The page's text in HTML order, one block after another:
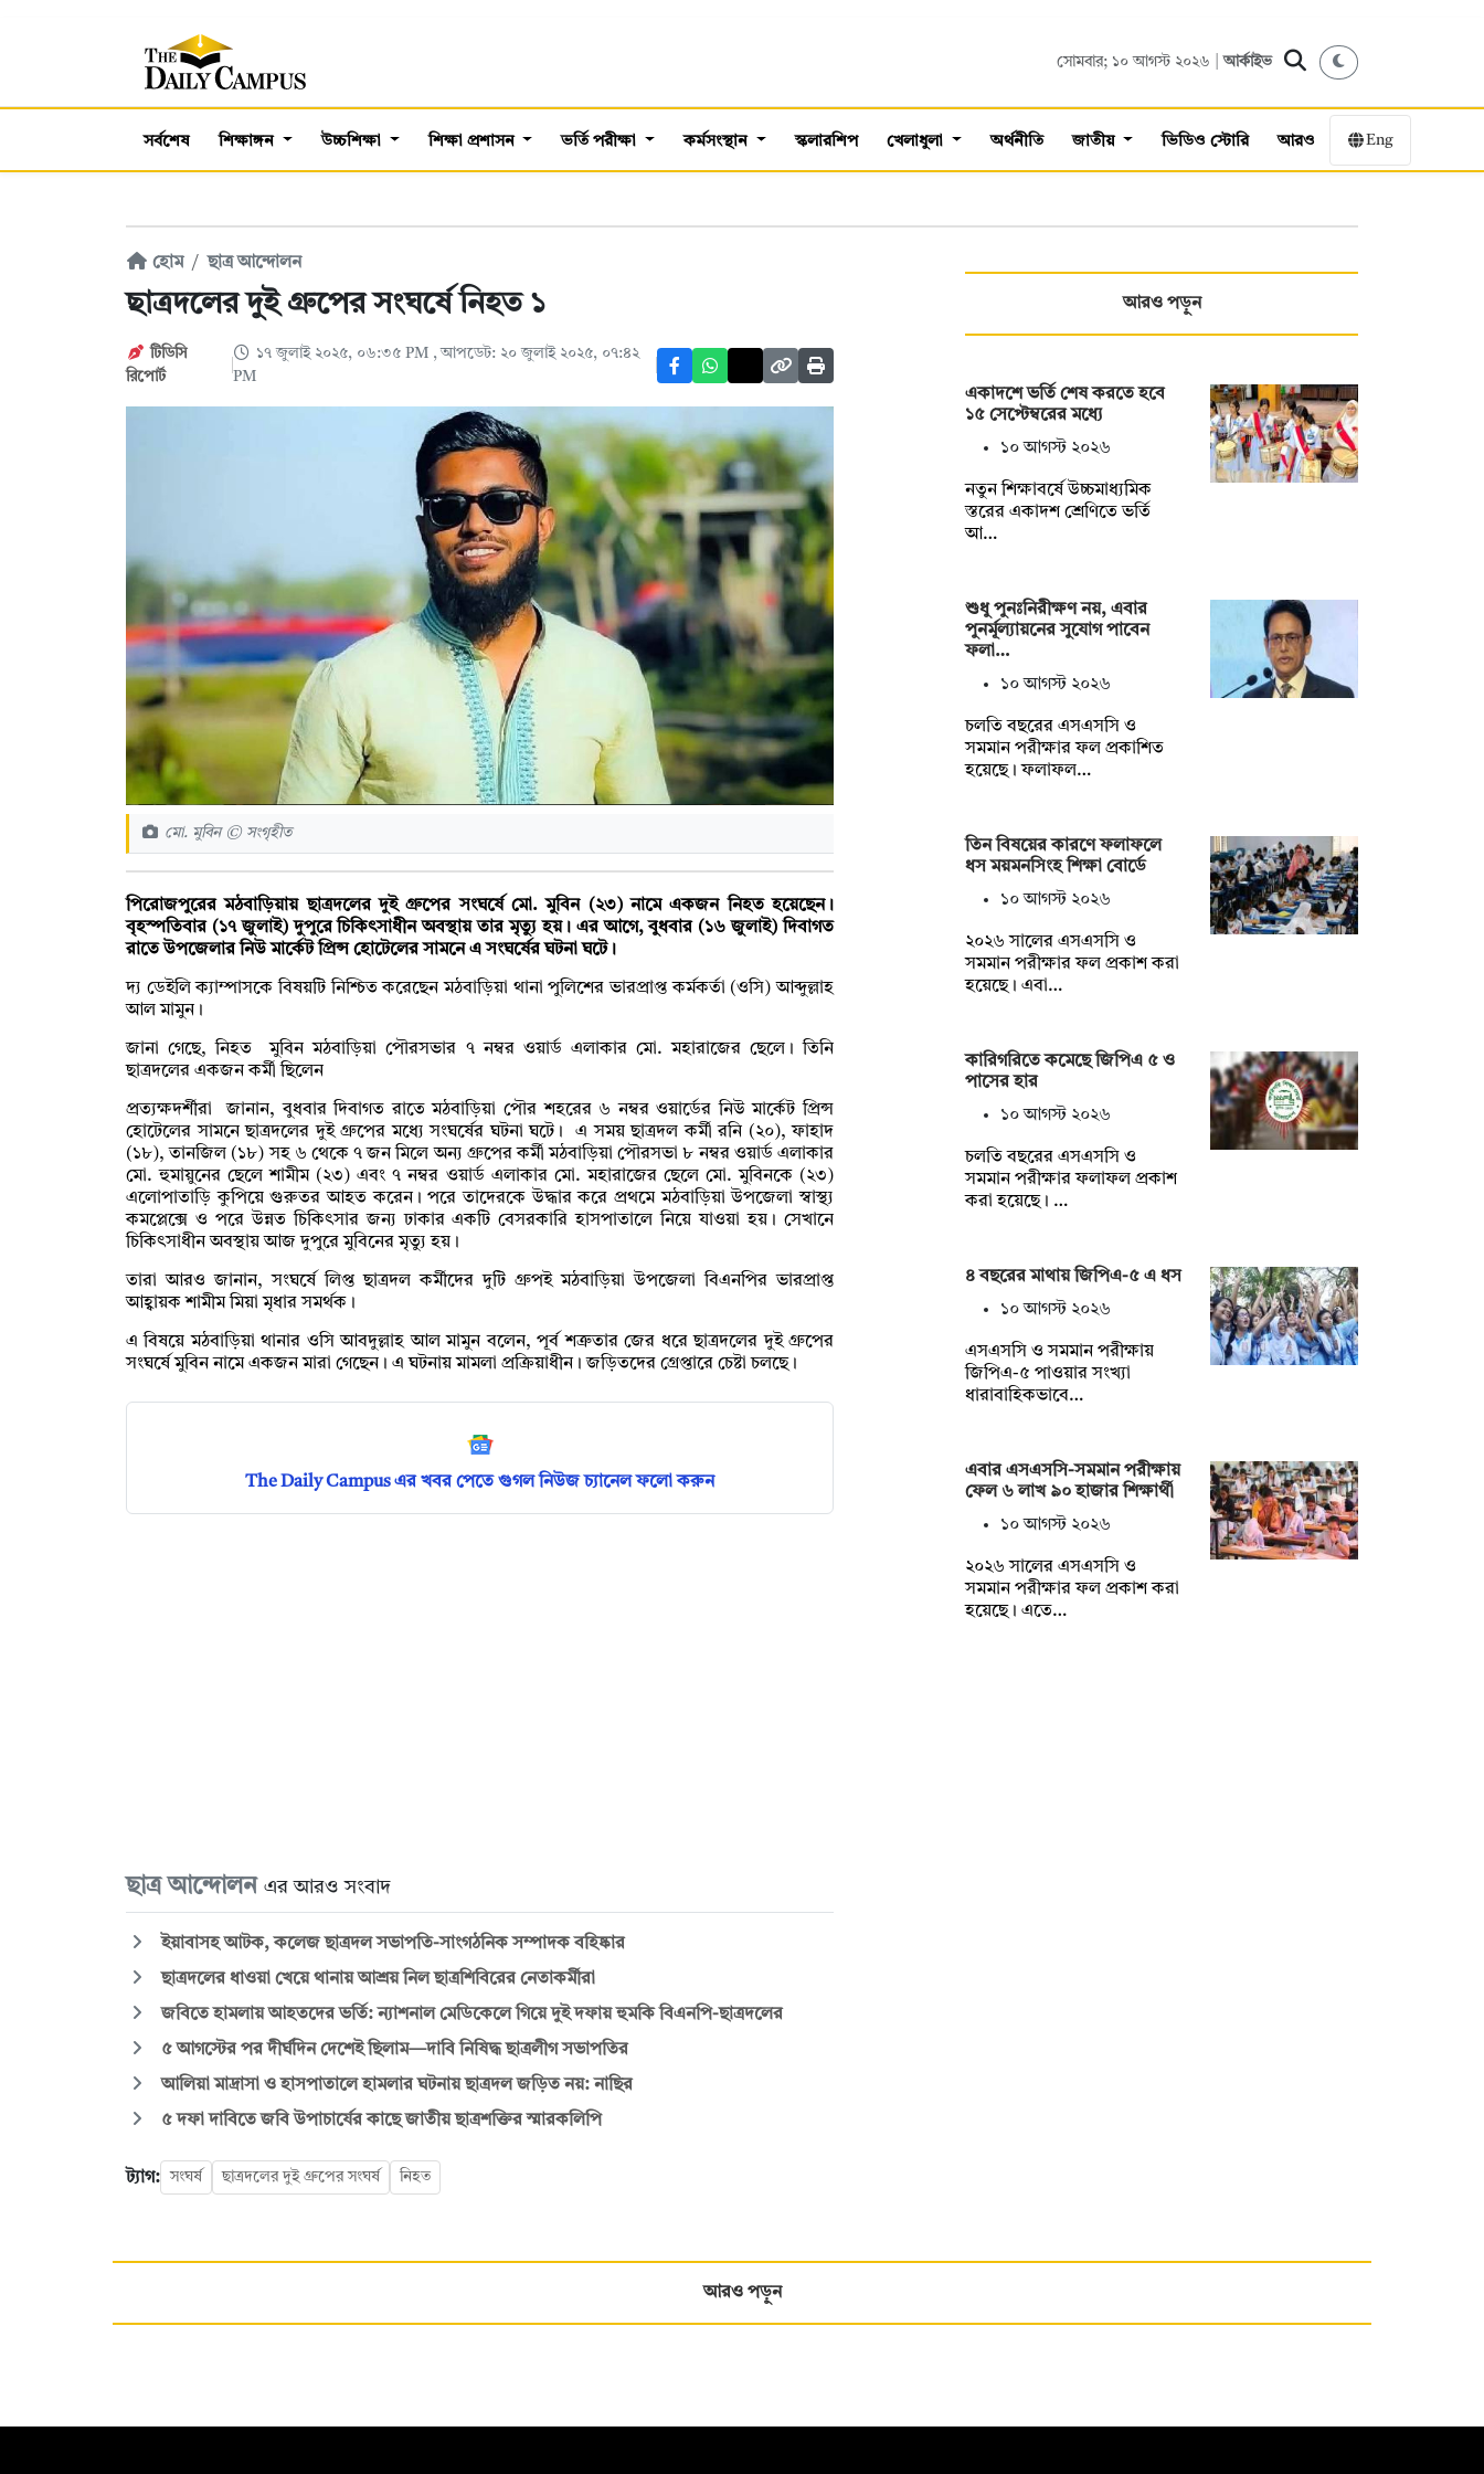
সোমবার; ১০ আগস্ট ২০২৬ |আর্কাইভ
সর্বশেষ শিক্ষাঙ্গন উচ্চশিক্ষা শিক্ষা প্রশাসন ভর্তি পরীক্ষা কর্মসংস্থান স্কলারশিপ খেলাধুলা অর্থনীতি জাতীয় ভিডিও স্টোরি আরও Eng
হোম ছাত্র আন্দোলন
ছাত্রদলের দুই গ্রুপের সংঘর্ষে নিহত ১
টিডিসি
রিপোর্ট
১৭ জুলাই ২০২৫, ০৬:৩৫ PM , আপডেট: ২০ জুলাই ২০২৫, ০৭:৪২
PM
মো. মুবিন © সংগৃহীত
পিরোজপুরের মঠবাড়িয়ায় ছাত্রদলের দুই গ্রুপের সংঘর্ষে মো. মুবিন (২৩) নামে একজন নিহত হয়েছেন।
বৃহস্পতিবার (১৭ জুলাই) দুপুরে চিকিৎসাধীন অবস্থায় তার মৃত্যু হয়। এর আগে, বুধবার (১৬ জুলাই) দিবাগত
রাতে উপজেলার নিউ মার্কেট প্রিন্স হোটেলের সামনে এ সংঘর্ষের ঘটনা ঘটে।
দ্য ডেইলি ক্যাম্পাসকে বিষয়টি নিশ্চিত করেছেন মঠবাড়িয়া থানা পুলিশের ভারপ্রাপ্ত কর্মকর্তা (ওসি) আব্দুল্লাহ
আল মামুন।
জানা গেছে, নিহত মুবিন মঠবাড়িয়া পৌরসভার ৭ নম্বর ওয়ার্ড এলাকার মো. মহারাজের ছেলে। তিনি
ছাত্রদলের একজন কর্মী ছিলেন
প্রত্যক্ষদর্শীরা জানান, বুধবার দিবাগত রাতে মঠবাড়িয়া পৌর শহরের ৬ নম্বর ওয়ার্ডের নিউ মার্কেট প্রিন্স
হোটেলের সামনে ছাত্রদলের দুই গ্রুপের মধ্যে সংঘর্ষের ঘটনা ঘটে। এ সময় ছাত্রদল কর্মী রনি (২০), ফাহাদ
(১৮), তানজিল (১৮) সহ ৬ থেকে ৭ জন মিলে অন্য গ্রুপের কর্মী মঠবাড়িয়া পৌরসভা ৮ নম্বর ওয়ার্ড এলাকার
মো. হুমায়ুনের ছেলে শামীম (২৩) এবং ৭ নম্বর ওয়ার্ড এলাকার মো. মহারাজের ছেলে মো. মুবিনকে (২৩)
এলোপাতাড়ি কুপিয়ে গুরুতর আহত করেন। পরে তাদেরকে উদ্ধার করে প্রথমে মঠবাড়িয়া উপজেলা স্বাস্থ্য
কমপ্লেক্সে ও পরে উন্নত চিকিৎসার জন্য ঢাকার একটি বেসরকারি হাসপাতালে নিয়ে যাওয়া হয়। সেখানে
চিকিৎসাধীন অবস্থায় আজ দুপুরে মুবিনের মৃত্যু হয়।
‎তারা আরও জানান, সংঘর্ষে লিপ্ত ছাত্রদল কর্মীদের দুটি গ্রুপই মঠবাড়িয়া উপজেলা বিএনপির ভারপ্রাপ্ত
আহ্বায়ক শামীম মিয়া মৃধার সমর্থক।
‎এ বিষয়ে মঠবাড়িয়া থানার ওসি আবদুল্লাহ আল মামুন বলেন, পূর্ব শত্রুতার জের ধরে ছাত্রদলের দুই গ্রুপের
সংঘর্ষে মুবিন নামে একজন মারা গেছেন। এ ঘটনায় মামলা প্রক্রিয়াধীন। জড়িতদের গ্রেপ্তারে চেষ্টা চলছে।
The Daily Campus এর খবর পেতে গুগল নিউজ চ্যানেল ফলো করুন
ছাত্র আন্দোলন এর আরও সংবাদ
ইয়াবাসহ আটক, কলেজ ছাত্রদল সভাপতি-সাংগঠনিক সম্পাদক বহিষ্কার
ছাত্রদলের ধাওয়া খেয়ে থানায় আশ্রয় নিল ছাত্রশিবিরের নেতাকর্মীরা
জবিতে হামলায় আহতদের ভর্তি: ন্যাশনাল মেডিকেলে গিয়ে দুই দফায় হুমকি বিএনপি-ছাত্রদলের
৫ আগস্টের পর দীর্ঘদিন দেশেই ছিলাম—দাবি নিষিদ্ধ ছাত্রলীগ সভাপতির
আলিয়া মাদ্রাসা ও হাসপাতালে হামলার ঘটনায় ছাত্রদল জড়িত নয়: নাছির
৫ দফা দাবিতে জবি উপাচার্যের কাছে জাতীয় ছাত্রশক্তির স্মারকলিপি
ট্যাগ: সংঘর্ষ ছাত্রদলের দুই গ্রুপের সংঘর্ষ নিহত
আরও পড়ুন
একাদশে ভর্তি শেষ করতে হবে
১৫ সেপ্টেম্বরের মধ্যে
১০ আগস্ট ২০২৬
নতুন শিক্ষাবর্ষে উচ্চমাধ্যমিক
স্তরের একাদশ শ্রেণিতে ভর্তি
আ…
শুধু পুনঃনিরীক্ষণ নয়, এবার
পুনর্মূল্যায়নের সুযোগ পাবেন
ফলা…
১০ আগস্ট ২০২৬
চলতি বছরের এসএসসি ও
সমমান পরীক্ষার ফল প্রকাশিত
হয়েছে। ফলাফল…
তিন বিষয়ের কারণে ফলাফলে
ধস ময়মনসিংহ শিক্ষা বোর্ডে
১০ আগস্ট ২০২৬
২০২৬ সালের এসএসসি ও
সমমান পরীক্ষার ফল প্রকাশ করা
হয়েছে। এবা…
কারিগরিতে কমেছে জিপিএ ৫ ও
পাসের হার
১০ আগস্ট ২০২৬
চলতি বছরের এসএসসি ও
সমমান পরীক্ষার ফলাফল প্রকাশ
করা হয়েছে। …
৪ বছরের মাথায় জিপিএ-৫ এ ধস
১০ আগস্ট ২০২৬
এসএসসি ও সমমান পরীক্ষায়
জিপিএ-৫ পাওয়ার সংখ্যা
ধারাবাহিকভাবে…
এবার এসএসসি-সমমান পরীক্ষায়
ফেল ৬ লাখ ৯০ হাজার শিক্ষার্থী
১০ আগস্ট ২০২৬
২০২৬ সালের এসএসসি ও
সমমান পরীক্ষার ফল প্রকাশ করা
হয়েছে। এতে…
আরও পড়ুন